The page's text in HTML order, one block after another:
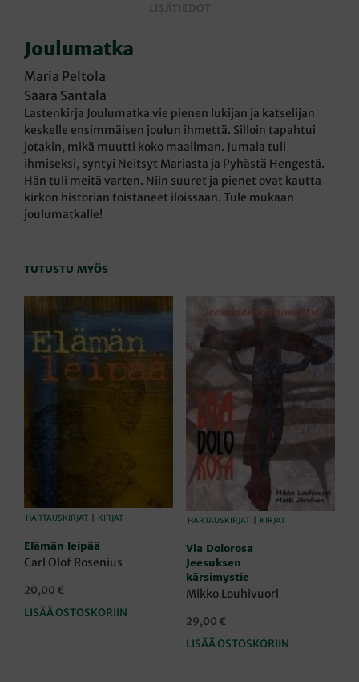
LISÄTIEDOT
Joulumatka
Maria Peltola
Saara Santala
Lastenkirja Joulumatka vie pienen lukijan ja katselijan
keskelle ensimmäisen joulun ihmettä. Silloin tapahtui
jotakin, mikä muutti koko maailman. Jumala tuli
ihmiseksi, syntyi Neitsyt Mariasta ja Pyhästä Hengestä.
Hän tuli meitä varten. Niin suuret ja pienet ovat kautta
kirkon historian toistaneet iloissaan. Tule mukaan
joulumatkalle!
TUTUSTU MYÖS
HARTAUSKIRJAT KIRJAT
Elämän leipää
Carl Olof Rosenius
20,00 €
LISÄÄ OSTOSKORIIN
HARTAUSKIRJAT KIRJAT
Via Dolorosa
Jeesuksen
kärsimystie
Mikko Louhivuori
29,00 €
LISÄÄ OSTOSKORIIN